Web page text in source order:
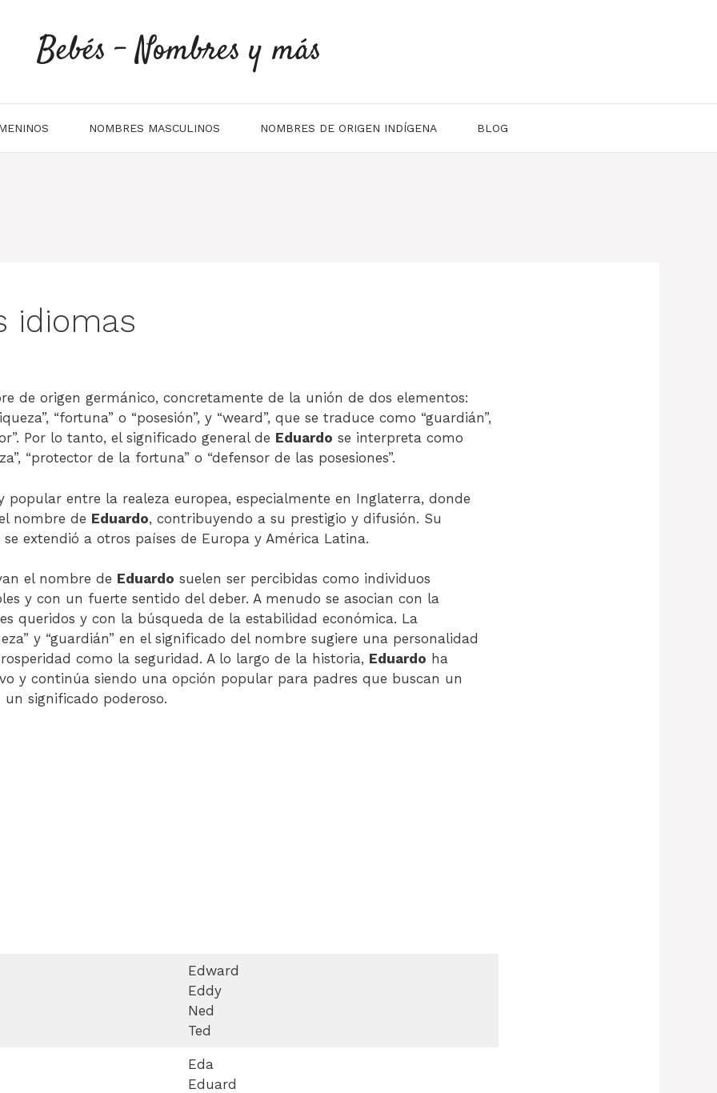
Bebés - Nombres y más
NOMBRES MASCULINOS NOMBRES DE ORIGEN INDÍGENA BLOG
idiomas
de origen germánico, concretamente de la unión de dos elementos:
“fortuna” o “posesión”, y “weard”, que se traduce como “guardián”,
Por lo tanto, el significado general de Eduardo se interpreta como
“protector de la fortuna” o “defensor de las posesiones”.
popular entre la realeza europea, especialmente en Inglaterra, donde
nombre de Eduardo, contribuyendo a su prestigio y difusión. Su
extendió a otros países de Europa y América Latina.
el nombre de Eduardo suelen ser percibidas como individuos
y con un fuerte sentido del deber. A menudo se asocian con la
queridos y con la búsqueda de la estabilidad económica. La
y “guardián” en el significado del nombre sugiere una personalidad
como la seguridad. A lo largo de la historia, Eduardo ha
y continúa siendo una opción popular para padres que buscan un
significado poderoso.
Edward
Eddy
Ned
Ted
Eda
Eduard